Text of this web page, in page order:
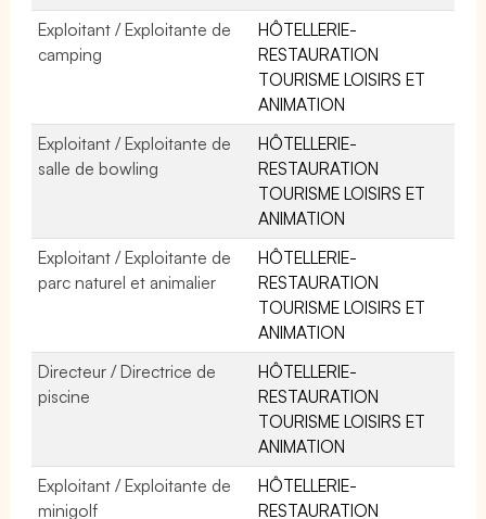
Exploitant / Exploitante de
camping
HÔTELLERIE-
RESTAURATION
TOURISME LOISIRS ET
ANIMATION
Exploitant / Exploitante de
salle de bowling
HÔTELLERIE-
RESTAURATION
TOURISME LOISIRS ET
ANIMATION
Exploitant / Exploitante de
parc naturel et animalier
HÔTELLERIE-
RESTAURATION
TOURISME LOISIRS ET
ANIMATION
Directeur / Directrice de
piscine
HÔTELLERIE-
RESTAURATION
TOURISME LOISIRS ET
ANIMATION
Exploitant / Exploitante de
minigolf
HÔTELLERIE-
RESTAURATION